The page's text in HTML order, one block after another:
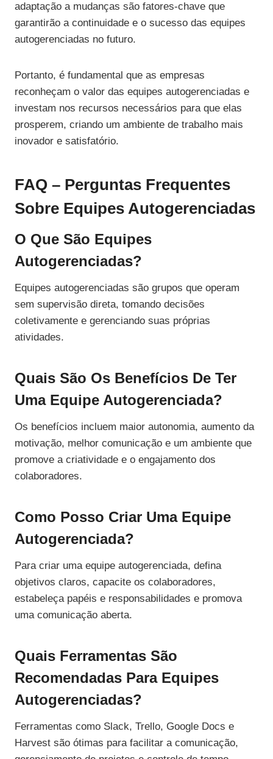
adaptação a mudanças são fatores-chave que
garantirão a continuidade e o sucesso das equipes
autogerenciadas no futuro.
Portanto, é fundamental que as empresas
reconheçam o valor das equipes autogerenciadas e
investam nos recursos necessários para que elas
prosperem, criando um ambiente de trabalho mais
inovador e satisfatório.
FAQ – Perguntas Frequentes
Sobre Equipes Autogerenciadas
O Que São Equipes
Autogerenciadas?
Equipes autogerenciadas são grupos que operam
sem supervisão direta, tomando decisões
coletivamente e gerenciando suas próprias
atividades.
Quais São Os Benefícios De Ter
Uma Equipe Autogerenciada?
Os benefícios incluem maior autonomia, aumento da
motivação, melhor comunicação e um ambiente que
promove a criatividade e o engajamento dos
colaboradores.
Como Posso Criar Uma Equipe
Autogerenciada?
Para criar uma equipe autogerenciada, defina
objetivos claros, capacite os colaboradores,
estabeleça papéis e responsabilidades e promova
uma comunicação aberta.
Quais Ferramentas São
Recomendadas Para Equipes
Autogerenciadas?
Ferramentas como Slack, Trello, Google Docs e
Harvest são ótimas para facilitar a comunicação,